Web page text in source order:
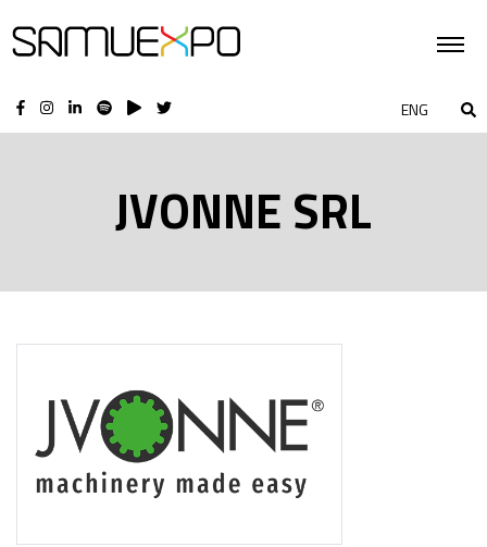
ENG
JVONNE SRL